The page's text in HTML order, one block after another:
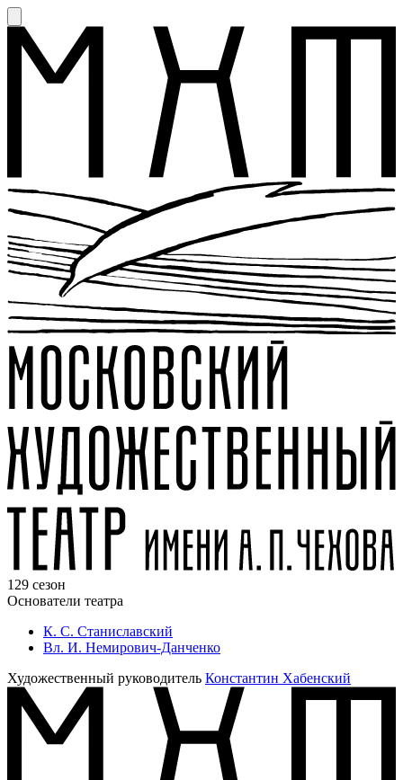
129 сезон
Основатели театра
К. С. Станиславский
Вл. И. Немирович-Данченко
Художественный руководитель Константин Хабенский